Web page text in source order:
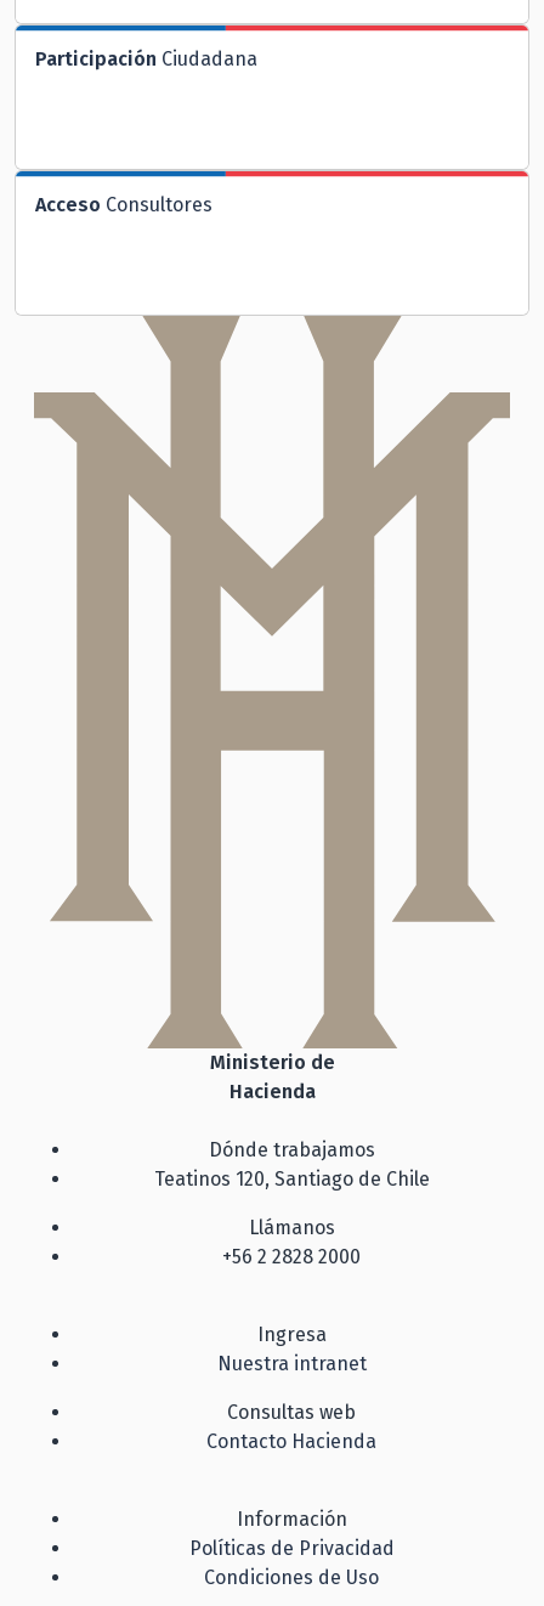
Participación Ciudadana
Acceso Consultores
Ministerio de
Hacienda
Dónde trabajamos
Teatinos 120, Santiago de Chile
Llámanos
+56 2 2828 2000
Ingresa
Nuestra intranet
Consultas web
Contacto Hacienda
Información
Políticas de Privacidad
Condiciones de Uso